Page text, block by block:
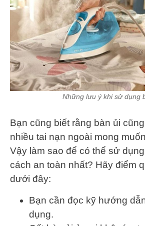
Những lưu ý khi sử dụng
Bạn cũng biết rằng bàn ủi
nhiều tai nạn ngoài mong
Vậy làm sao để có thể sử
cách an toàn nhất? Hãy điểm
dưới đây:
Bạn cần đọc kỹ hướng
dụng.